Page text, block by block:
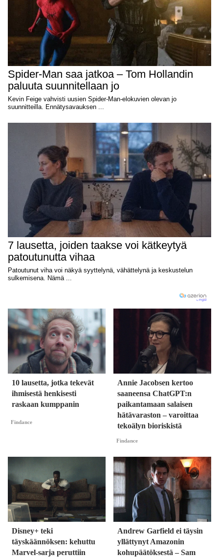
10 lausetta, jotka tekevät
ihmisestä henkisesti
raskaan kumppanin
Findance
Annie Jacobsen kertoo
saaneensa ChatGPT:n
paikantamaan salaisen
hätävaraston – varoittaa
tekoälyn bioriskistä
Findance
Disney+ teki
täyskäännöksen: kehuttu
Marvel-sarja peruttiin
Andrew Garfield ei täysin
yllättynyt Amazonin
kohupäätöksestä – Sam